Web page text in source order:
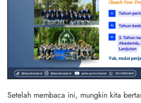
Setelah membaca ini, mungkin kita